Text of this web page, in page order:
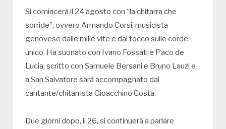
Si comincerà il 24 agosto con “la chitarra che
sorride”, ovvero Armando Corsi, musicista
genovese dalle mille vite e dal tocco sulle corde
unico. Ha suonato con Ivano Fossati e Paco de
Lucia, scritto con Samuele Bersani e Bruno Lauzi e
a San Salvatore sarà accompagnato dal
cantante/chitarrista Gioacchino Costa.
Due giorni dopo, il 26, si continuerà a parlare